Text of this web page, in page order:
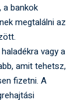
a bankok
megtalálni az
vagy a
amit tehetsz,
fizetni. A